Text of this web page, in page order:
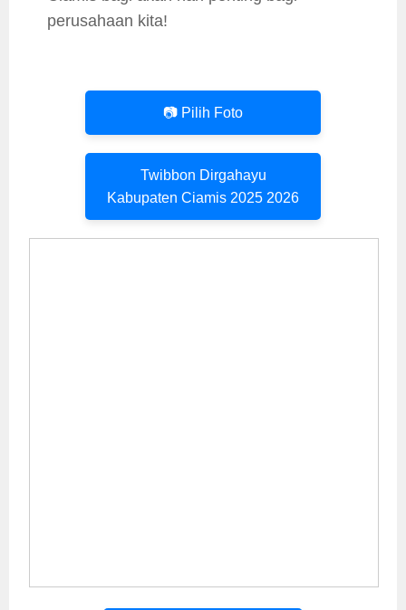
perusahaan kita!
📷 Pilih Foto
Twibbon Dirgahayu
Kabupaten Ciamis 2025 2026